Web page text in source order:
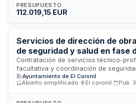
correspondientes a diferentes áreas
cofinanciado mayoritariamente por
ámbito de recursos hídricos y
de distribución de agua potable.
PRESUPUESTO
112.019,15 EUR
Servicios de dirección de
de seguridad y salud en fase
la construcción de piscina
Coronil
Contratación de servicios técnico-
facultativa y coordinación de
ejecución de las obras de
municipal. Los servicios incluyen la
Ayuntamiento de El Coronil
Abierto simplificado
El coronil Pub.